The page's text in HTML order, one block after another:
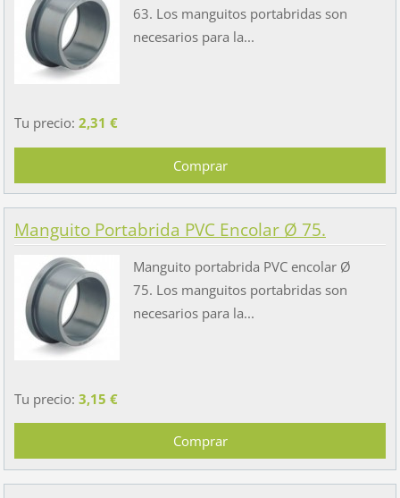
63. Los manguitos portabridas son
necesarios para la...
Tu precio: 2,31 €
Manguito Portabrida PVC Encolar Ø 75.
Manguito portabrida PVC encolar Ø
75. Los manguitos portabridas son
necesarios para la...
Tu precio: 3,15 €